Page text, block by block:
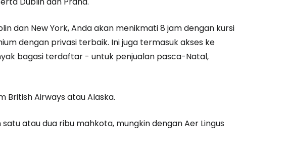
dan New York, Anda akan menikmati 8 jam dengan kursi
dengan privasi terbaik. Ini juga termasuk akses ke
bagasi terdaftar - untuk penjualan pasca-Natal,
Airways atau Alaska.
atau dua ribu mahkota, mungkin dengan Aer Lingus